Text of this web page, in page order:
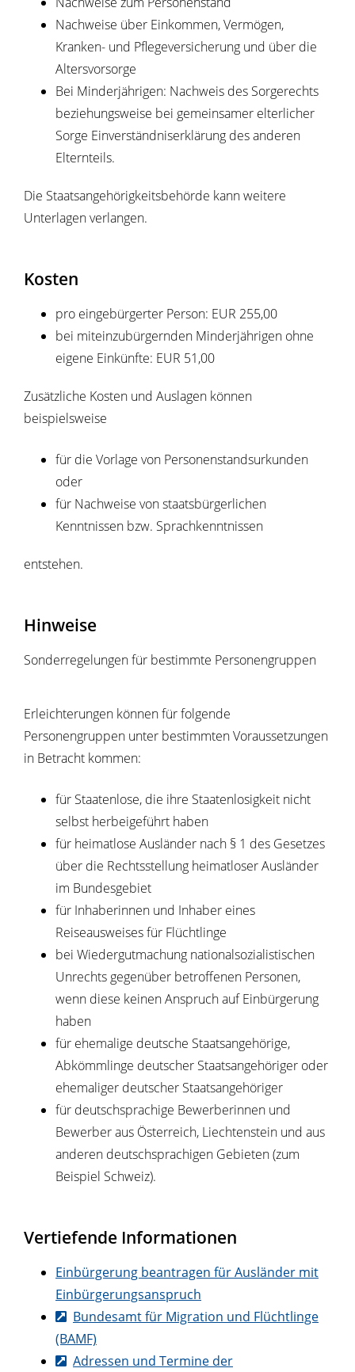
Nachweise über Einkommen, Vermögen,
Kranken- und Pflegeversicherung und über die
Altersvorsorge
Bei Minderjährigen: Nachweis des Sorgerechts
beziehungsweise bei gemeinsamer elterlicher
Sorge Einverständniserklärung des anderen
Elternteils.
Die Staatsangehörigkeitsbehörde kann weitere
Unterlagen verlangen.
Kosten
pro eingebürgerter Person: EUR 255,00
bei miteinzubürgernden Minderjährigen ohne
eigene Einkünfte: EUR 51,00
Zusätzliche Kosten und Auslagen können
beispielsweise
für die Vorlage von Personenstandsurkunden
oder
für Nachweise von staatsbürgerlichen
Kenntnissen bzw. Sprachkenntnissen
entstehen.
Hinweise
Sonderregelungen für bestimmte Personengruppen
Erleichterungen können für folgende
Personengruppen unter bestimmten Voraussetzungen
in Betracht kommen:
für Staatenlose, die ihre Staatenlosigkeit nicht
selbst herbeigeführt haben
für heimatlose Ausländer nach § 1 des Gesetzes
über die Rechtsstellung heimatloser Ausländer
im Bundesgebiet
für Inhaberinnen und Inhaber eines
Reiseausweises für Flüchtlinge
bei Wiedergutmachung nationalsozialistischen
Unrechts gegenüber betroffenen Personen,
wenn diese keinen Anspruch auf Einbürgerung
haben
für ehemalige deutsche Staatsangehörige,
Abkömmlinge deutscher Staatsangehöriger oder
ehemaliger deutscher Staatsangehöriger
für deutschsprachige Bewerberinnen und
Bewerber aus Österreich, Liechtenstein und aus
anderen deutschsprachigen Gebieten (zum
Beispiel Schweiz).
Vertiefende Informationen
Einbürgerung beantragen für Ausländer mit
Einbürgerungsanspruch
Bundesamt für Migration und Flüchtlinge
(BAMF)
Adressen und Termine der